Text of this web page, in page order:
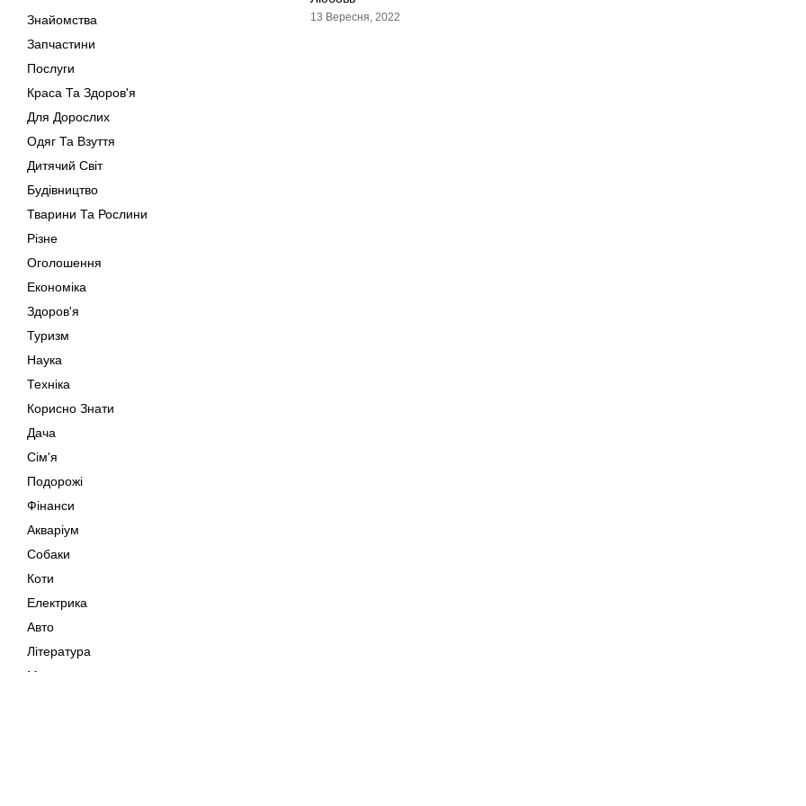
Знайомства
Запчастини
Послуги
Краса Та Здоров'я
Для Дорослих
Одяг Та Взуття
Дитячий Світ
Будівництво
Тварини Та Рослини
Різне
Оголошення
Економіка
Здоров'я
Туризм
Наука
Техніка
Корисно Знати
Дача
Сім'я
Подорожі
Фінанси
Акваріум
Собаки
Коти
Електрика
Авто
Література
Музика
13 Вересня, 2022